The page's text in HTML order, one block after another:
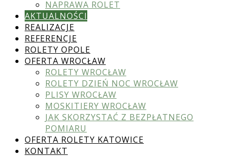
NAPRAWA ROLET
AKTUALNOŚCI
REALIZACJE
REFERENCJE
ROLETY OPOLE
OFERTA WROCŁAW
ROLETY WROCŁAW
ROLETY DZIEŃ NOC WROCŁAW
PLISY WROCŁAW
MOSKITIERY WROCŁAW
JAK SKORZYSTAĆ Z BEZPŁATNEGO
POMIARU
OFERTA ROLETY KATOWICE
KONTAKT